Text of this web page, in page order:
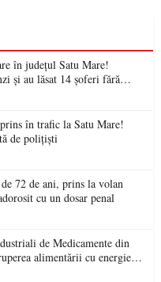
în județul Satu Mare!
și au lăsat 14 șoferi fără
în trafic la Satu Mare!
de polițiști
72 de ani, prins la volan
cu un dosar penal
de Medicamente din
alimentării cu energie
va pune în pericol